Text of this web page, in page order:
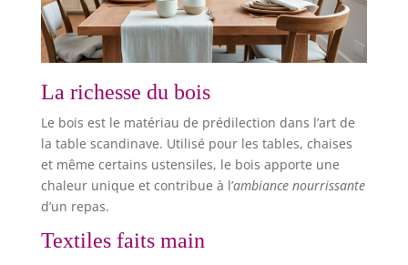
La richesse du bois
Le bois est le matériau de prédilection dans l’art de
la table scandinave. Utilisé pour les tables, chaises
et même certains ustensiles, le bois apporte une
chaleur unique et contribue à l’ambiance nourrissante
d’un repas.
Textiles faits main